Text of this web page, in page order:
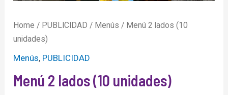
Home / PUBLICIDAD / Menús / Menú 2 lados (10
unidades)
Menús, PUBLICIDAD
Menú 2 lados (10 unidades)